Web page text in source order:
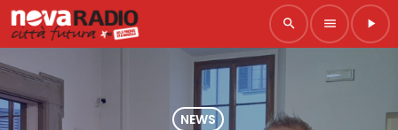
search menu play_arrow
NEWS